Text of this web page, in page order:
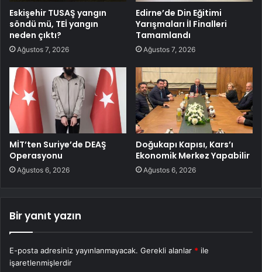
Eskişehir TUSAŞ yangın
söndü mü, TEİ yangın
neden çıktı?
Ağustos 7, 2026
Edirne’de Din Eğitimi
Yarışmaları İl Finalleri
Tamamlandı
Ağustos 7, 2026
MİT’ten Suriye’de DEAŞ
Operasyonu
Ağustos 6, 2026
Doğukapı Kapısı, Kars’ı
Ekonomik Merkez Yapabilir
Ağustos 6, 2026
Bir yanıt yazın
E-posta adresiniz yayınlanmayacak. Gerekli alanlar * ile
işaretlenmişlerdir